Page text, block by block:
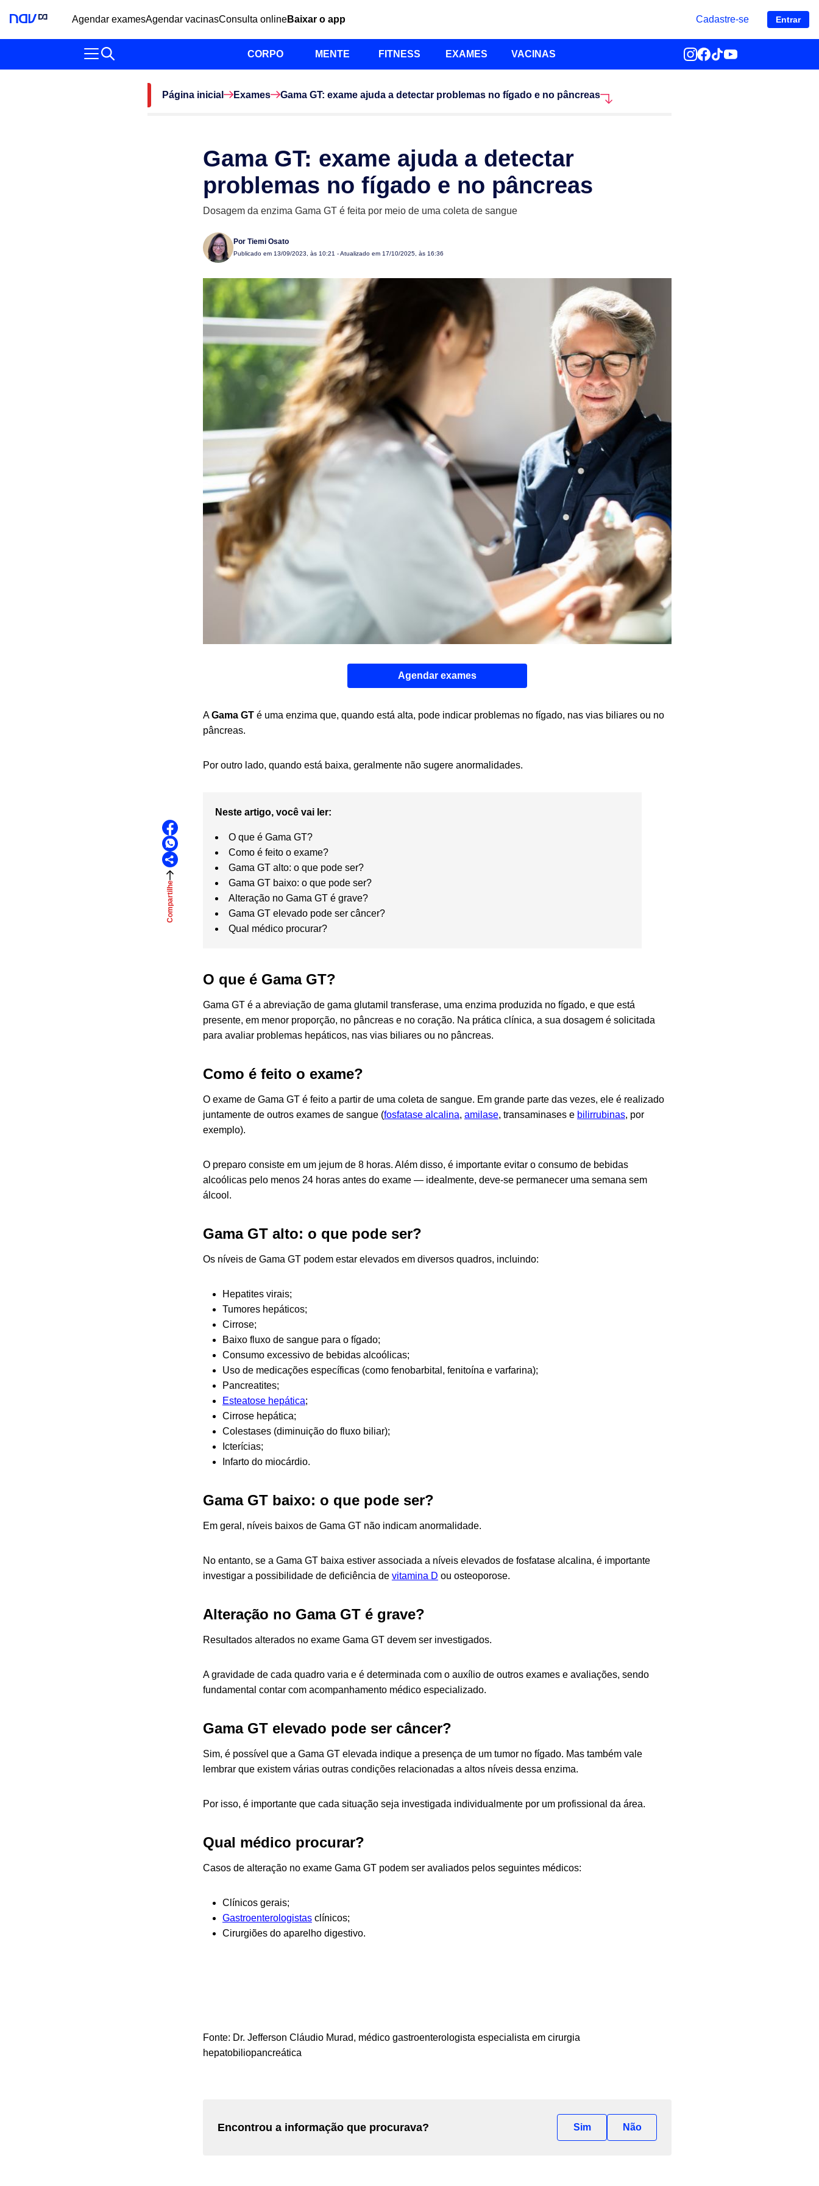
Agendar examesAgendar vacinasConsulta onlineBaixar o app Cadastre-se Entrar
CORPO MENTE FITNESS EXAMES VACINAS
Página inicial Exames Gama GT: exame ajuda a detectar problemas no fígado e no pâncreas
Compartilhe
Gama GT: exame ajuda a detectar
problemas no fígado e no pâncreas
Dosagem da enzima Gama GT é feita por meio de uma coleta de sangue
Por Tiemi Osato
Publicado em 13/09/2023, às 10:21 - Atualizado em 17/10/2025, às 16:36
Agendar exames
AGama GTé uma enzima que, quando está alta, pode indicar problemas no fígado, nas vias biliares ou no
pâncreas.
Por outro lado, quando está baixa, geralmente não sugere anormalidades.
Neste artigo, você vai ler:
O que é Gama GT?
Como é feito o exame?
Gama GT alto: o que pode ser?
Gama GT baixo: o que pode ser?
Alteração no Gama GT é grave?
Gama GT elevado pode ser câncer?
Qual médico procurar?
O que é Gama GT?
Gama GT é a abreviação de gama glutamil transferase, uma enzima produzida no fígado, e que está
presente, em menor proporção, no pâncreas e no coração. Na prática clínica, a sua dosagem é solicitada
para avaliar problemas hepáticos, nas vias biliares ou no pâncreas.
Como é feito o exame?
O exame de Gama GT é feito a partir de uma coleta de sangue. Em grande parte das vezes, ele é realizado
juntamente de outros exames de sangue (fosfatase alcalina, amilase, transaminases e bilirrubinas, por
exemplo).
O preparo consiste em um jejum de 8 horas. Além disso, é importante evitar o consumo de bebidas
alcoólicas pelo menos 24 horas antes do exame — idealmente, deve-se permanecer uma semana sem
álcool.
Gama GT alto: o que pode ser?
Os níveis de Gama GT podem estar elevados em diversos quadros, incluindo:
Hepatites virais;
Tumores hepáticos;
Cirrose;
Baixo fluxo de sangue para o fígado;
Consumo excessivo de bebidas alcoólicas;
Uso de medicações específicas (como fenobarbital, fenitoína e varfarina);
Pancreatites;
Esteatose hepática;
Cirrose hepática;
Colestases (diminuição do fluxo biliar);
Icterícias;
Infarto do miocárdio.
Gama GT baixo: o que pode ser?
Em geral, níveis baixos de Gama GT não indicam anormalidade.
No entanto, se a Gama GT baixa estiver associada a níveis elevados de fosfatase alcalina, é importante
investigar a possibilidade de deficiência de vitamina D ou osteoporose.
Alteração no Gama GT é grave?
Resultados alterados no exame Gama GT devem ser investigados.
A gravidade de cada quadro varia e é determinada com o auxílio de outros exames e avaliações, sendo
fundamental contar com acompanhamento médico especializado.
Gama GT elevado pode ser câncer?
Sim, é possível que a Gama GT elevada indique a presença de um tumor no fígado. Mas também vale
lembrar que existem várias outras condições relacionadas a altos níveis dessa enzima.
Por isso, é importante que cada situação seja investigada individualmente por um profissional da área.
Qual médico procurar?
Casos de alteração no exame Gama GT podem ser avaliados pelos seguintes médicos:
Clínicos gerais;
Gastroenterologistasclínicos;
Cirurgiões do aparelho digestivo.
Fonte: Dr. Jefferson Cláudio Murad, médico gastroenterologista especialista em cirurgia
hepatobiliopancreática
Encontrou a informação que procurava? Sim Não